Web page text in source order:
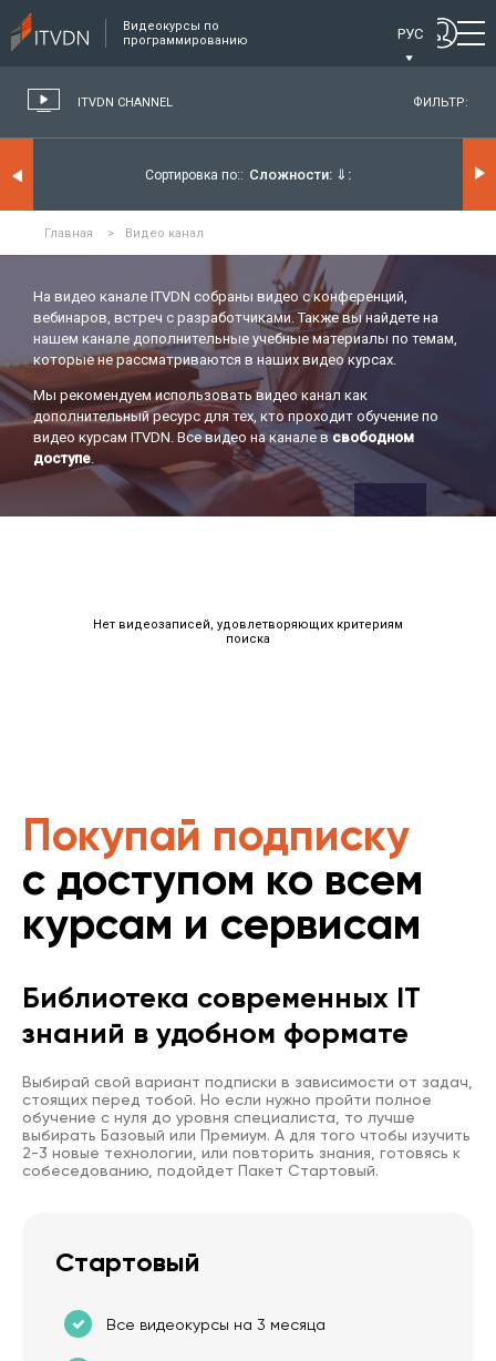
Видеокурсы по
программированию
РУС
ITVDN CHANNEL ФИЛЬТР:
Сортировка по: Сложности: ⇓
Главная > Видео канал
На видео канале ITVDN собраны видео с конференций,
вебинаров, встреч с разработчиками. Также вы найдете на
нашем канале дополнительные учебные материалы по темам,
которые не рассматриваются в наших видео курсах.
Мы рекомендуем использовать видео канал как
дополнительный ресурс для тех, кто проходит обучение по
видео курсам ITVDN. Все видео на канале всвободном
доступе.
Нет видеозаписей, удовлетворяющих критериям
поиска
Покупай подписку
с доступом ко всем
курсам и сервисам
Библиотека современных IT
знаний в удобном формате
Выбирай свой вариант подписки в зависимости от задач,
стоящих перед тобой. Но если нужно пройти полное
обучение с нуля до уровня специалиста, то лучше
выбирать Базовый или Премиум. А для того чтобы изучить
2-3 новые технологии, или повторить знания, готовясь к
собеседованию, подойдет Пакет Стартовый.
Стартовый
Все видеокурсы на 3 месяца